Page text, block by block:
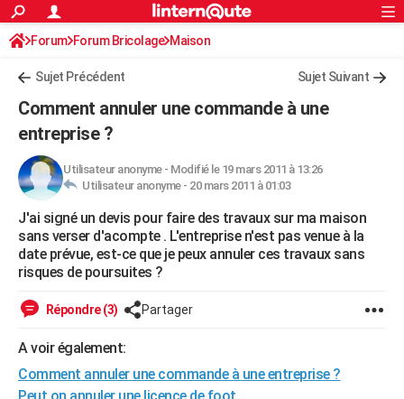
ACTUALITÉS
Politique
Société
Faits Divers
Education
Monde
Villes
+
Programme TV
Streaming
Cinéma
Sorties cinéma
Musique
FINANCE
Retraite
Impôts
Epargne
Immobilier
Risques naturels par ville
Banque
Assurance
Crédit
AUTO
Essais
Réserver un essai
Citadines
Berlines
SUV
Forum auto
HIGH-TECH
Mobiles
Meilleur smartphone
Internet
Ordinateurs
Jeux vidéo
Guide high-tech
+BRICOLAGE
Forum
Aménagement intérieur
Extérieur
Cuisine
Salle de bains
Jardinage
Rangement
WEEK-END
Guides de France
Escapades
Patrimoine
Expositions
Musées
Week-end nature
LIFESTYLE
Art de vivre
Bien-être
Loisirs
Mode
Modes de vie
SANTE
Alimentation
Guide de la santé
Maladies
Médicaments
Sommeil
VOYAGE
S'inscrire
Connexion
Forum Forum Bricolage Maison
Sujet Précédent Sujet Suivant
Comment annuler une commande à une
entreprise ?
Utilisateur anonyme- Modifié le 19 mars 2011 à 13:26
Utilisateur anonyme - 20 mars 2011 à 01:03
J'ai signé un devis pour faire des travaux sur ma maison
sans verser d'acompte . L'entreprise n'est pas venue à la
date prévue, est-ce que je peux annuler ces travaux sans
risques de poursuites ?
Répondre (3) Partager
A voir également:
Comment annuler une commande à une entreprise ?